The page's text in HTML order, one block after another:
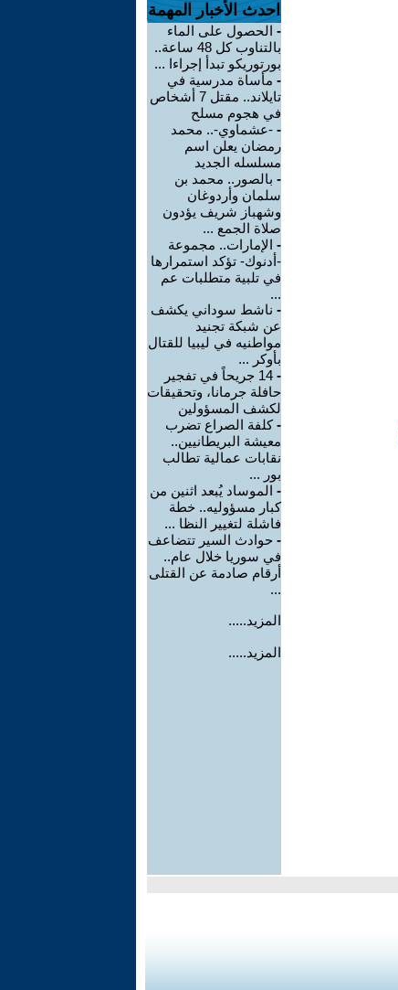
احدث الأخبار المهمة
- الحصول على الماء
بالتناوب كل 48 ساعة..
بورتوريكو تبدأ إجراءا ...
- مأساة مدرسية في
تايلاند.. مقتل 7 أشخاص
في هجوم مسلح
- -عشماوي-.. محمد
رمضان يعلن اسم
مسلسله الجديد
- بالصور.. محمد بن
سلمان وأردوغان
وشهباز شريف يؤدون
صلاة الجمع ...
- الإمارات.. مجموعة
-أدنوك- تؤكد استمرارها
في تلبية متطلبات عم
...
- ناشط سوداني يكشف
عن شبكة تجنيد
مواطنيه في ليبيا للقتال
بأوكر ...
-
14 جريحاً في تفجير
حافلة جرمانا، وتحقيقات
لكشف المسؤولين
-كلفة الصراع تضرب
معيشة البريطانيين..
نقابات عمالية تطالب
بور ...
- الموساد يُبعد اثنين من
كبار مسؤوليه.. خطة
فاشلة لتغيير النظا ...
- حوادث السير تتضاعف
في سوريا خلال عام..
أرقام صادمة عن القتلى
...
المزيد.....
المزيد.....